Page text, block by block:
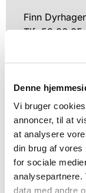
Denne
Vi bruger
annoncer, til at
at analysere
din brug af vores
for sociale
analysepartnere.
data med andre
Finn
Tlf: 53 86 85